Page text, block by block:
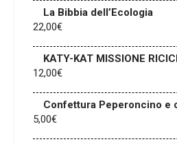
La Bibbia dell’Ecologia
22,00€
KATY-KAT MISSIONE
12,00€
Confettura Peperoncino e
5,00€